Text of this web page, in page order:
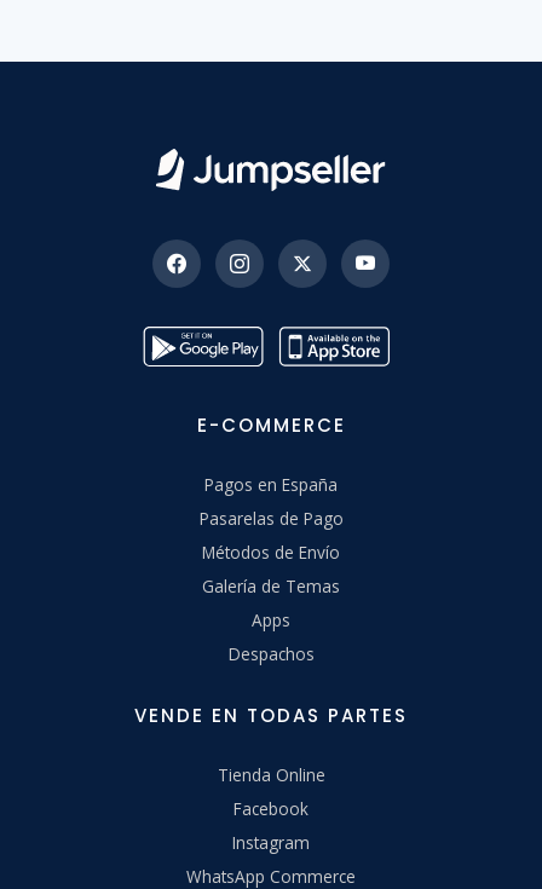
E-COMMERCE
Pagos en España
Pasarelas de Pago
Métodos de Envío
Galería de Temas
Apps
Despachos
VENDE EN TODAS PARTES
Tienda Online
Facebook
Instagram
WhatsApp Commerce